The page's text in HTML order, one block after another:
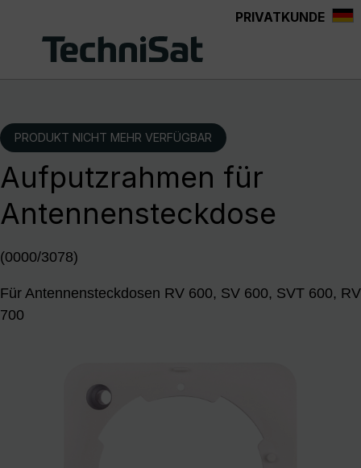
PRIVATKUNDE
PRODUKT NICHT MEHR VERFÜGBAR
Aufputzrahmen für
Antennensteckdose
(0000/3078)
Für Antennensteckdosen RV 600, SV 600, SVT 600, RV
700